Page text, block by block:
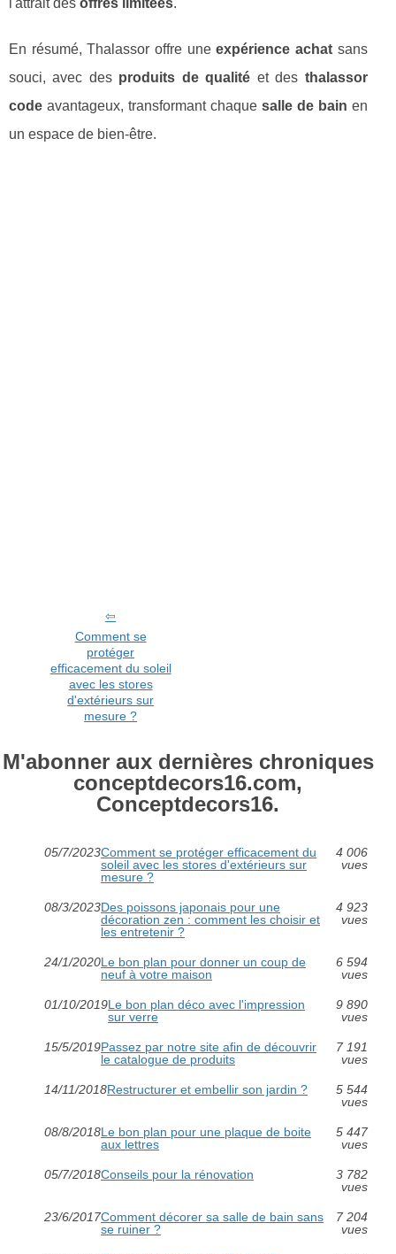
l'attrait des offres limitées.
En résumé, Thalassor offre uneexpérience achatsans
souci, avec des produits de qualité et des thalassor
code avantageux, transformant chaque salle de bain en
un espace de bien-être.
Comment se
protéger
efficacement du soleil
avec les stores
d'extérieurs sur
mesure ?
M'abonner aux dernières chroniques
conceptdecors16.com,
Conceptdecors16.
05/7/2023Comment se protéger efficacement du
soleil avec les stores d'extérieurs sur
mesure ?
4 006
vues
08/3/2023Des poissons japonais pour une
décoration zen : comment les choisir et
les entretenir ?
4 923
vues
24/1/2020Le bon plan pour donner un coup de
neuf à votre maison
6 594
vues
01/10/2019Le bon plan déco avec l'impression
sur verre
9 890
vues
15/5/2019Passez par notre site afin de découvrir
le catalogue de produits
7 191
vues
14/11/2018Restructurer et embellir son jardin ?
5 544
vues
08/8/2018Le bon plan pour une plaque de boite
aux lettres
5 447
vues
05/7/2018Conseils pour la rénovation
3 782
vues
23/6/2017Comment décorer sa salle de bain sans
se ruiner ?
7 204
vues